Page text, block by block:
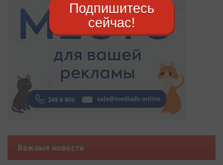
Важные новости
Подпишитесь
сейчас!